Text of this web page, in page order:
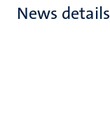
News details